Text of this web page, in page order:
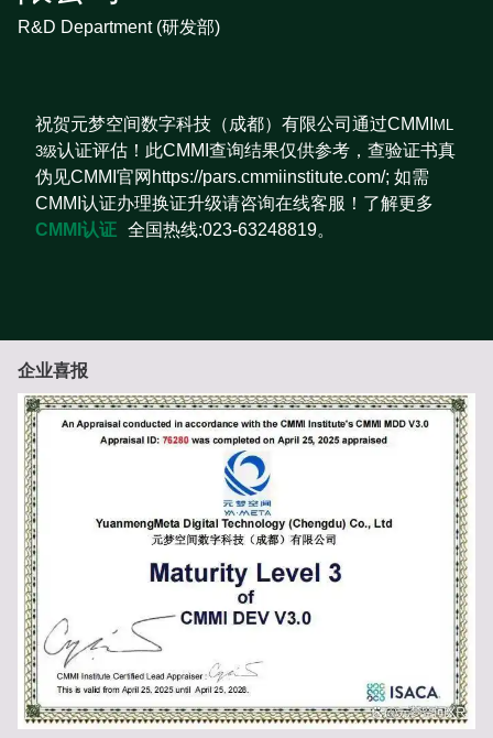
R&D Department (研发部)
祝贺元梦空间数字科技（成都）有限公司通过CMMI ML
3级认证评估！此CMMI查询结果仅供参考，查验证书真
伪见CMMI官网https://pars.cmmiinstitute.com/; 如需
CMMI认证办理换证升级请咨询在线客服！了解更多
CMMI认证 全国热线:023-63248819。
企业喜报